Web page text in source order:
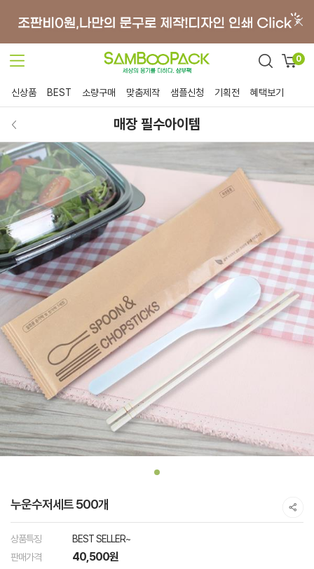
0
신상품 BEST 소량구매 맞춤제작 샘플신청 기획전 혜택보기
매장 필수아이템
누운수저세트 500개
상품특징
BEST SELLER~
판매가격
40,500원